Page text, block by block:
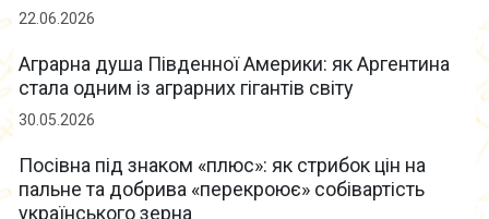
22.06.2026
Аграрна душа Південної Америки: як Аргентина
стала одним із аграрних гігантів світу
30.05.2026
Посівна під знаком «плюс»: як стрибок цін на
пальне та добрива «перекроює» собівартість
українського зерна